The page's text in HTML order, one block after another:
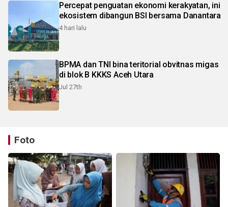
Percepat penguatan ekonomi kerakyatan, ini
ekosistem dibangun BSI bersama Danantara
4 hari lalu
BPMA dan TNI bina teritorial obvitnas migas
di blok B KKKS Aceh Utara
Jul 27th
Foto